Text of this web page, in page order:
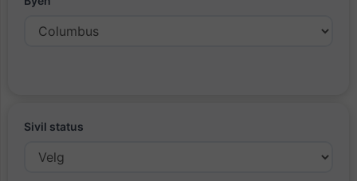
Sivil status